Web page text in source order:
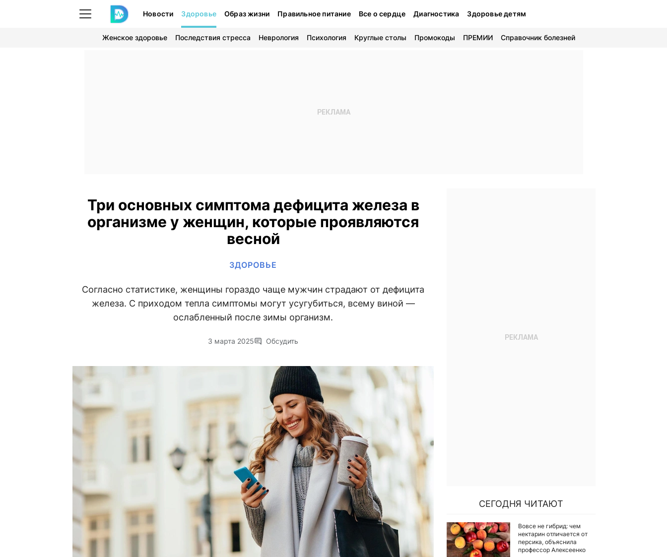
Новости Здоровье Образ жизни Правильное питание Все о сердце Диагностика Здоровье детям
Женское здоровье Последствия стресса Неврология Психология Круглые столы Промокоды ПРЕМИИ Справочник болезней
Три основных симптома дефицита железа в
организме у женщин, которые проявляются
весной
ЗДОРОВЬЕ
Согласно статистике, женщины гораздо чаще мужчин страдают от дефицита
железа. С приходом тепла симптомы могут усугубиться, всему виной —
ослабленный после зимы организм.
3 марта 2025 Обсудить
СЕГОДНЯ ЧИТАЮТ
Вовсе не гибрид: чем
нектарин отличается от
персика, объяснила
профессор Алексеенко